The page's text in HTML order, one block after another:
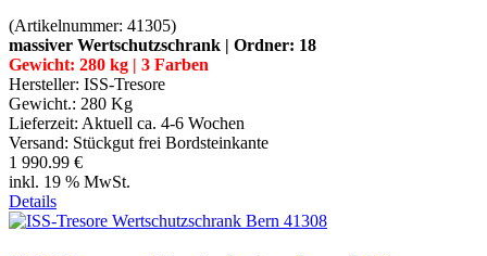
(Artikelnummer: 41305)
massiver Wertschutzschrank | Ordner: 18
Gewicht: 280 kg | 3 Farben
Hersteller: ISS-Tresore
Gewicht.: 280 Kg
Lieferzeit: Aktuell ca. 4-6 Wochen
Versand: Stückgut frei Bordsteinkante
1 990.99 €
inkl. 19 % MwSt.
Details